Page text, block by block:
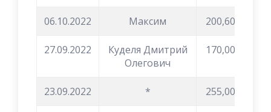
06.10.2022 Максим 200,60
27.09.2022
Куделя Дмитрий
Олегович
170,00
23.09.2022 * 255,00